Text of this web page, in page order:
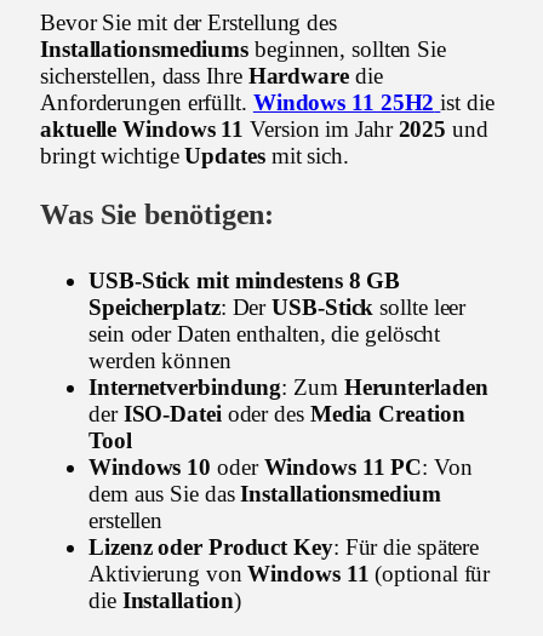
Bevor Sie mit der Erstellung des
Installationsmediums beginnen, sollten Sie
sicherstellen, dass Ihre Hardwaredie
Anforderungen erfüllt. Windows 11 25H2 ist die
aktuelle Windows 11 Version im Jahr2025 und
bringt wichtigeUpdatesmit sich.
Was Sie benötigen:
USB-Stick mit mindestens 8 GB
Speicherplatz: DerUSB-Stick sollte leer
sein oder Daten enthalten, die gelöscht
werden können
Internetverbindung: Zum Herunterladen
derISO-Datei oder des Media Creation
Tool
Windows 10 oderWindows 11 PC: Von
dem aus Sie dasInstallationsmedium
erstellen
Lizenz oder Product Key: Für die spätere
Aktivierung vonWindows 11 (optional für
die Installation)